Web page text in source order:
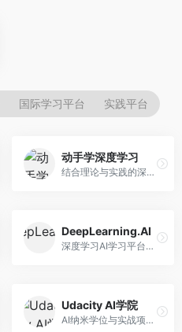
国际学习平台 实践平台
动手学深度学习
结合理论与实践的深度学习教材，专注于代码驱动学习。面向学生和开发者，提供深度学习理论、代码实现、练习题等资源，学习体验好。
DeepLearning.AI
深度学习AI学习平台，由吴恩达创立。面向AI学习者，提供深度学习专项课程、AI新闻、技术社区等资源，课程质量权威。
Udacity AI学院
AI纳米学位与实战项目平台，专注于职业导向学习。面向AI从业者，提供机器学习、深度学习、计算机视觉等纳米学位，项目实战性强。